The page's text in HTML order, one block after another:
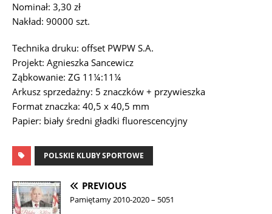
Nominał: 3,30 zł
Nakład: 90000 szt.
Technika druku: offset PWPW S.A.
Projekt: Agnieszka Sancewicz
Ząbkowanie: ZG 11¼:11¼
Arkusz sprzedażny: 5 znaczków + przywieszka
Format znaczka: 40,5 x 40,5 mm
Papier: biały średni gładki fluorescencyjny
POLSKIE KLUBY SPORTOWE
PREVIOUS
Pamiętamy 2010-2020 – 5051